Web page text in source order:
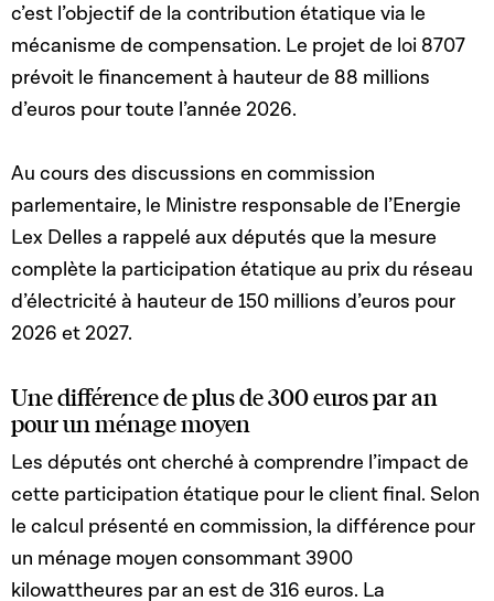
c’est l’objectif de la contribution étatique via le
mécanisme de compensation. Le projet de loi 8707
prévoit le financement à hauteur de 88 millions
d’euros pour toute l’année 2026.
Au cours des discussions en commission
parlementaire, le Ministre responsable de l’Energie
Lex Delles a rappelé aux députés que la mesure
complète la participation étatique au prix du réseau
d’électricité à hauteur de 150 millions d’euros pour
2026 et 2027.
Une différence de plus de 300 euros par an
pour un ménage moyen
Les députés ont cherché à comprendre l’impact de
cette participation étatique pour le client final. Selon
le calcul présenté en commission, la différence pour
un ménage moyen consommant 3900
kilowattheures par an est de 316 euros. La